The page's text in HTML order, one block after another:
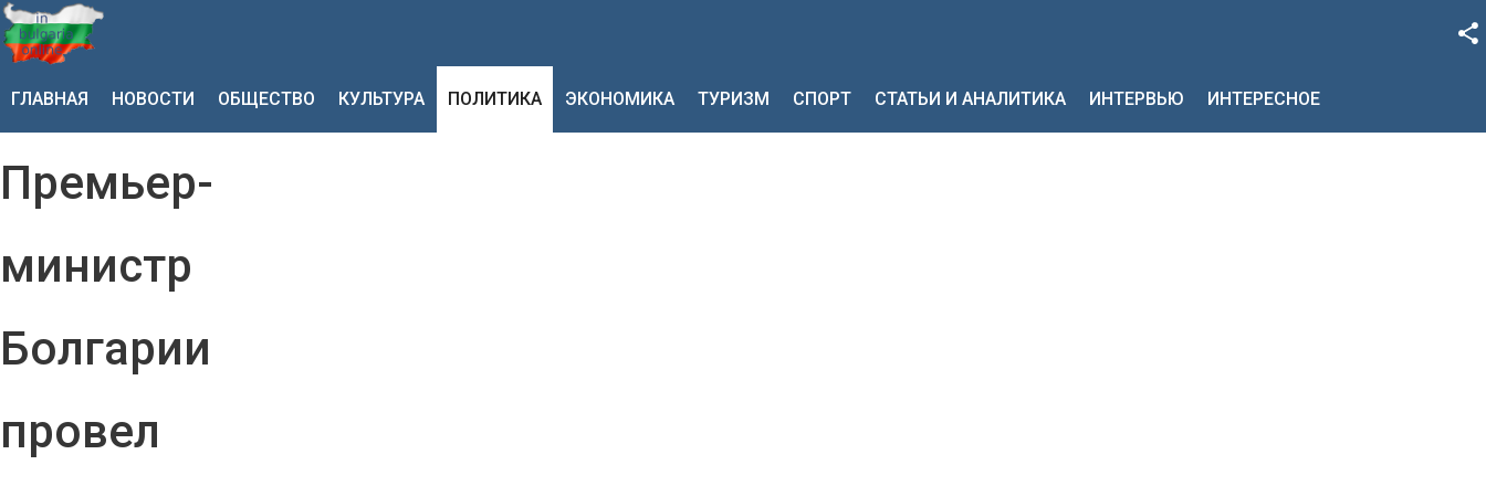
Google+
ГЛАВНАЯ НОВОСТИ ОБЩЕСТВО КУЛЬТУРА ПОЛИТИКА ЭКОНОМИКА ТУРИЗМ СПОРТ СТАТЬИ И АНАЛИТИКА ИНТЕРВЬЮ ИНТЕРЕСНОЕ
Премьер-
министр
Болгарии
провел